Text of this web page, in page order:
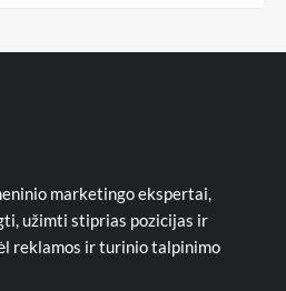
marketingo ekspertai,
užimti stiprias pozicijas ir
reklamos ir turinio talpinimo